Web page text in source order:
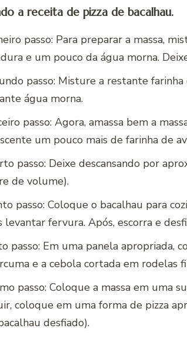
a receita de pizza de bacalhau.
passo: Para preparar a massa,
e um pouco da água morna.
passo: Misture a restante
água morna.
passo: Agora, amassa bem a
um pouco mais de farinha de
passo: Deixe descansando por
de volume).
passo: Coloque o bacalhau para
levantar fervura. Após, escorra e
passo: Em uma panela apropriada,
e a cebola cortada em rodelas
passo: Coloque a massa em uma
coloque em uma forma de pizza
desfiado).